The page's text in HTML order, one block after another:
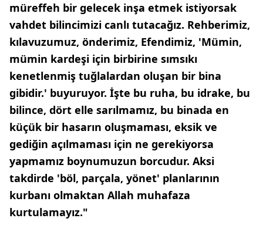
müreffeh bir gelecek inşa etmek istiyorsak
vahdet bilincimizi canlı tutacağız. Rehberimiz,
kılavuzumuz, önderimiz, Efendimiz, 'Mümin,
mümin kardeşi için birbirine sımsıkı
kenetlenmiş tuğlalardan oluşan bir bina
gibidir.' buyuruyor. İşte bu ruha, bu idrake, bu
bilince, dört elle sarılmamız, bu binada en
küçük bir hasarın oluşmaması, eksik ve
gediğin açılmaması için ne gerekiyorsa
yapmamız boynumuzun borcudur. Aksi
takdirde 'böl, parçala, yönet' planlarının
kurbanı olmaktan Allah muhafaza
kurtulamayız."